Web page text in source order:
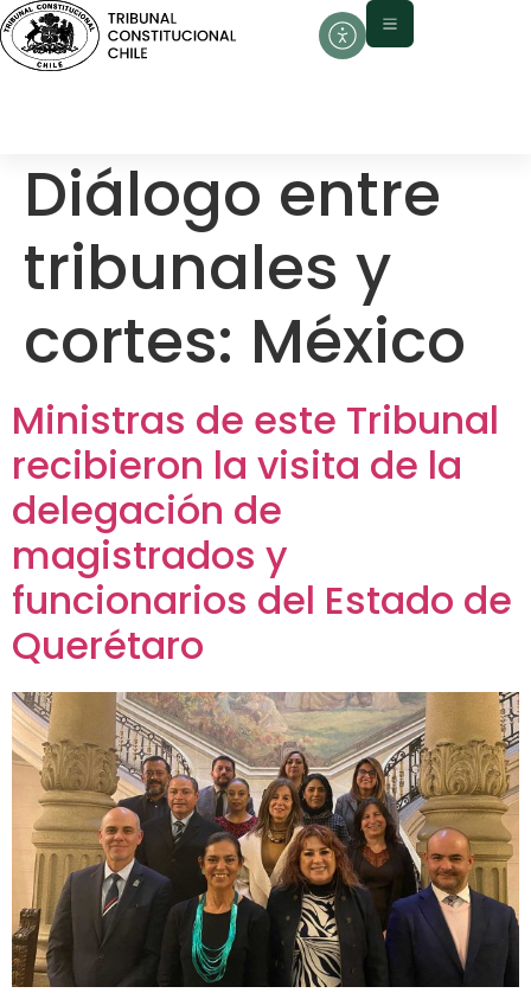
contenido
Diálogo entre
tribunales y
cortes: México
Ministras de este Tribunal
recibieron la visita de la
delegación de
magistrados y
funcionarios del Estado de
Querétaro